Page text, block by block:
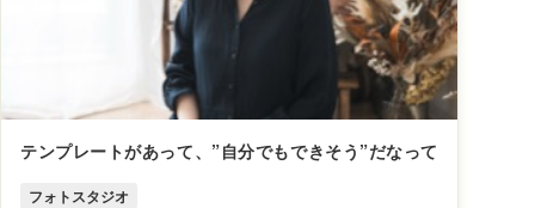
テンプレートがあって、”自分でもできそう”だなって
フォトスタジオ